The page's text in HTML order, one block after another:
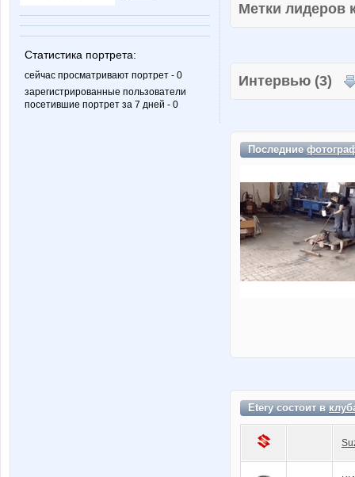
Статистика портрета:
сейчас просматривают портрет - 0
зарегистрированные пользователи
посетившие портрет за 7 дней - 0
Метки
Интервью (3)
Последние
Etery состоит в